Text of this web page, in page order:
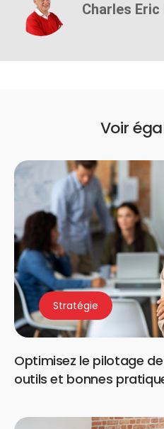
Charles Eric
Voir
Optimisez le pilotage
outils et bonnes
Stratégie